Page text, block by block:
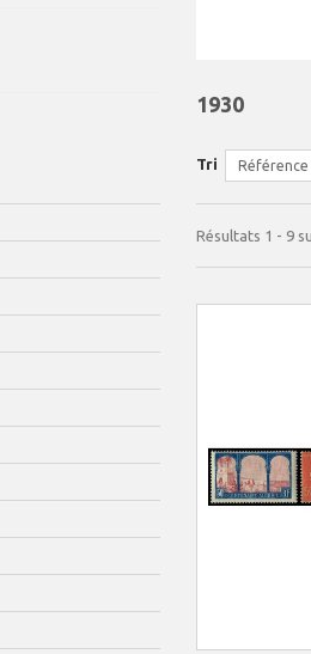
1930
Tri Référence
Résultats 1 - 9